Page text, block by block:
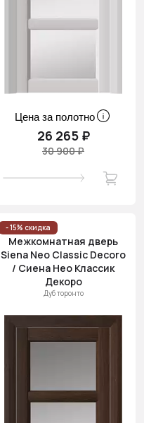
Цена за полотно
26 265 ₽
30 900 ₽
- 15% скидка
Межкомнатная дверь
Siena Neo Classic Decoro
/ Сиена Нео Классик
Декоро
Дуб торонто